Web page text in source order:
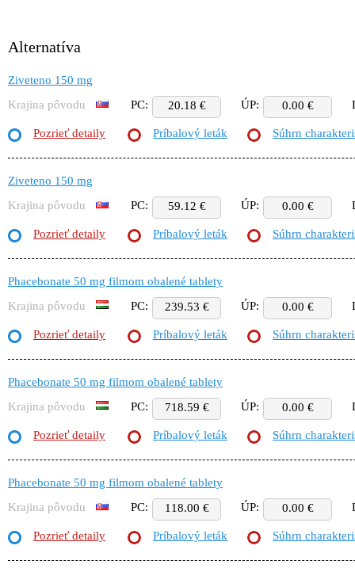
Alternatíva
Ziveteno 150 mg
Krajina pôvodu
PC: 20.18 € ÚP: 0.00 €
Pozrieť detaily Príbalový leták Súhrn
Ziveteno 150 mg
Krajina pôvodu
PC: 59.12 € ÚP: 0.00 €
Pozrieť detaily Príbalový leták Súhrn
Phacebonate 50 mg filmom obalené tablety
Krajina pôvodu
PC: 239.53 € ÚP: 0.00 €
Pozrieť detaily Príbalový leták Súhrn
Phacebonate 50 mg filmom obalené tablety
Krajina pôvodu
PC: 718.59 € ÚP: 0.00 €
Pozrieť detaily Príbalový leták Súhrn
Phacebonate 50 mg filmom obalené tablety
Krajina pôvodu
PC: 118.00 € ÚP: 0.00 €
Pozrieť detaily Príbalový leták Súhrn